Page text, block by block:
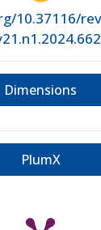
10.37116/
Dimensions
PlumX